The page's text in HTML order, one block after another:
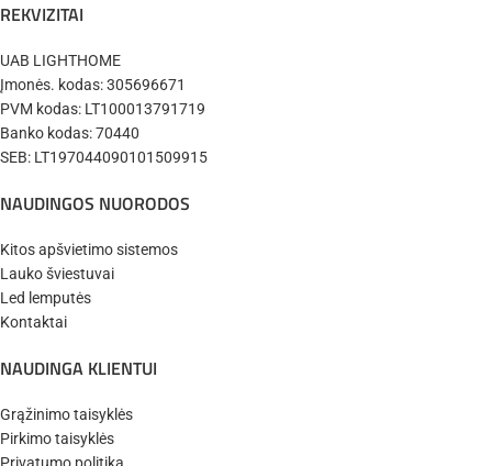
REKVIZITAI
UAB LIGHTHOME
Įmonės. kodas: 305696671
PVM kodas: LT100013791719
Banko kodas: 70440
SEB: LT197044090101509915
NAUDINGOS NUORODOS
Kitos apšvietimo sistemos
Lauko šviestuvai
Led lemputės
Kontaktai
NAUDINGA KLIENTUI
Grąžinimo taisyklės
Pirkimo taisyklės